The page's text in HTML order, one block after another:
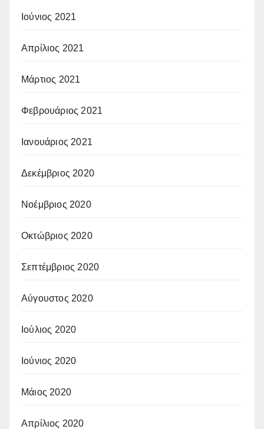
Ιούνιος 2021
Απρίλιος 2021
Μάρτιος 2021
Φεβρουάριος 2021
Ιανουάριος 2021
Δεκέμβριος 2020
Νοέμβριος 2020
Οκτώβριος 2020
Σεπτέμβριος 2020
Αύγουστος 2020
Ιούλιος 2020
Ιούνιος 2020
Μάιος 2020
Απρίλιος 2020